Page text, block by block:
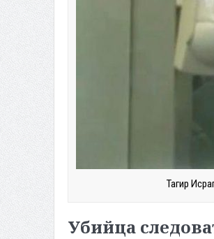
Тагир
Убийца